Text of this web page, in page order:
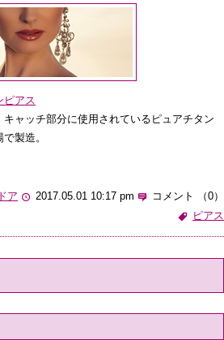
ピアス
キャッチ部分に使用されているピュアチタン
製造。
ア 2017.05.01 10:17 pm
コメント （0）
ピアス